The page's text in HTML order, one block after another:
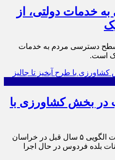
خدمات دولتی، از
سطح دسترسی مردم به خدمات
است.
در بخش کشاورزی با
طرح ملی آبخیز تا جالیز به صورت الگویی ۵ سال قبل در خراسان
بلده فردوس در حال اجرا